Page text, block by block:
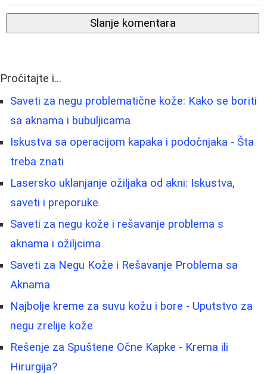
Slanje komentara
Pročitajte i...
Saveti za negu problematične kože: Kako se boriti
sa aknama i bubuljicama
Iskustva sa operacijom kapaka i podočnjaka - Šta
treba znati
Lasersko uklanjanje ožiljaka od akni: Iskustva,
saveti i preporuke
Saveti za negu kože i rešavanje problema s
aknama i ožiljcima
Saveti za Negu Kože i Rešavanje Problema sa
Aknama
Najbolje kreme za suvu kožu i bore - Uputstvo za
negu zrelije kože
Rešenje za Spuštene Očne Kapke - Krema ili
Hirurgija?